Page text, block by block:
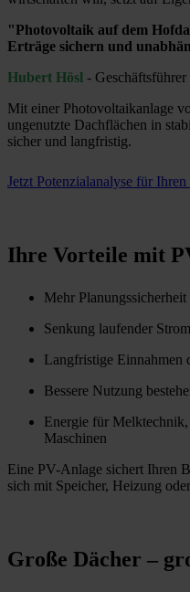
"Photovoltaik auf dem
Erträge sichern und
Hubert Hösl -
Mit einer Photovoltaikanlage
ungenutzte Dachflächen in
sicher und langfristig.
Jetzt Potenzialanalyse für
Ihre Vorteile mit
Mehr
Senkung laufender
Langfristige Einnahmen
Bessere Nutzung
Energie für
Maschinen
Eine PV-Anlage sichert Ihren
sich mit Speicher, Heizung
Große Dächer –